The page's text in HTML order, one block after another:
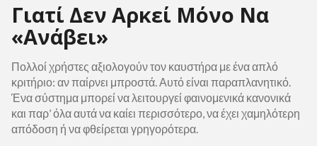
Γιατί Δεν Αρκεί Μόνο Να
«ανάβει»
Πολλοί χρήστες αξιολογούν τον καυστήρα με ένα απλό
κριτήριο: αν παίρνει μπροστά. Αυτό είναι παραπλανητικό.
Ένα σύστημα μπορεί να λειτουργεί φαινομενικά κανονικά
και παρ’ όλα αυτά να καίει περισσότερο, να έχει χαμηλότερη
απόδοση ή να φθείρεται γρηγορότερα.